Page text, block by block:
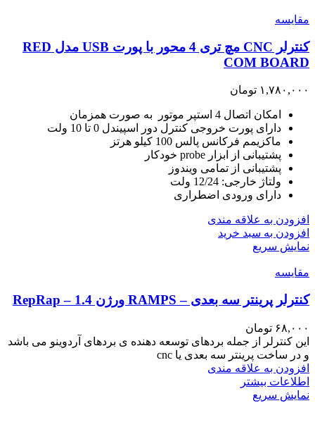
مقايسه
کنترلر CNC مچ تری 4 محور با پورت USB مدل RED
COM BOARD
۱,۷۸۰,۰۰۰ تومان
امکان اتصال 4 استپر موتور به صورت همزمان
دارای پورت خروجی کنترل دور اسپیندل 0 تا 10 ولت
ماکزیمم فرکانس پالس 100 کیلو هرتز
پشتیبانی از ابزار probe خودکار
پشتیبانی از تمامی ویندوز
ولتاژ خارجی: 12/24 ولت
دارای ورودی اضطراری
افزودن به علاقه مندی
افزودن به سبد خرید
نمایش سریع
مقايسه
کنترلر پرینتر سه بعدی – RAMPS ورژن 1.4 – RepRap
۶۸,۰۰۰ تومان
این کنترلر از جمله بردهای توسعه دهنده ی بردهای آردوینو می باشد
و در ساخت پرینتر سه بعدی یا cnc
افزودن به علاقه مندی
اطلاعات بیشتر
نمایش سریع